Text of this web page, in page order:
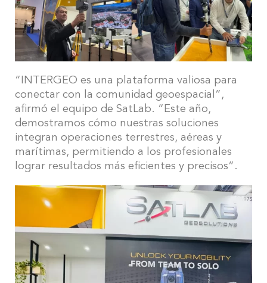
“INTERGEO es una plataforma valiosa para
conectar con la comunidad geoespacial”,
afirmó el equipo de SatLab. “Este año,
demostramos cómo nuestras soluciones
integran operaciones terrestres, aéreas y
marítimas, permitiendo a los profesionales
lograr resultados más eficientes y precisos”.